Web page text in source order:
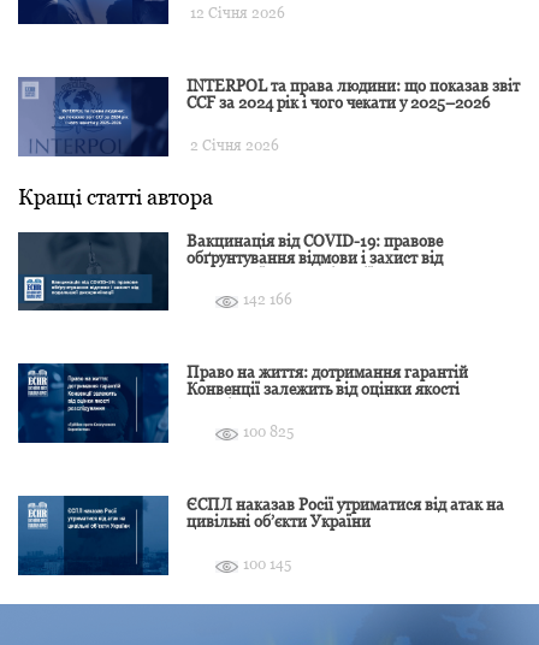
12 Січня 2026
INTERPOL та права людини: що показав звіт
CCF за 2024 рік і чого чекати у 2025–2026
2 Січня 2026
Кращі статті автора
Вакцинація від COVID-19: правове
обґрунтування відмови і захист від
142 166
Право на життя: дотримання гарантій
Конвенції залежить від оцінки якості
100 825
ЄСПЛ наказав Росії утриматися від атак на
цивільні об’єкти України
100 145